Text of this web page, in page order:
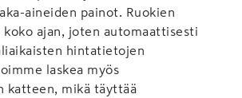
aineiden painot. Ruokien
koko ajan, joten automaattisesti
hintatietojen
laskea myös
katteen, mikä täyttää